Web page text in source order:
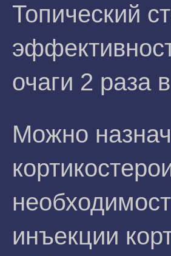
Топический
очаги 2 раза
Можно
инъекции